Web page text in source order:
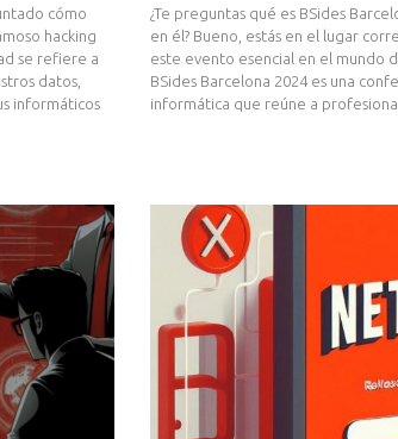
cómo
hacking
se refiere a
datos,
informáticos
¿Te preguntas qué es BSides
en él? Bueno, estás en el lugar
este evento esencial en el mundo
BSides Barcelona 2024 es una
informática que reúne a